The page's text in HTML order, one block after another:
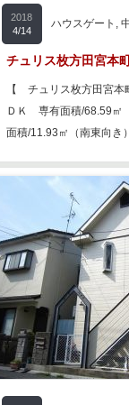
2018
4/14
ハウスゲート ,
チュリス枚方田宮本
【 チュリス枚方田宮
ＤＫ 専有面積/68.59㎡
面積/11.93㎡（南東向き
6/19
サンメゾン朝日丘
ました♪
こんにちはハウスゲー
駅」まで徒歩11分の 「
館」が空家になりまし